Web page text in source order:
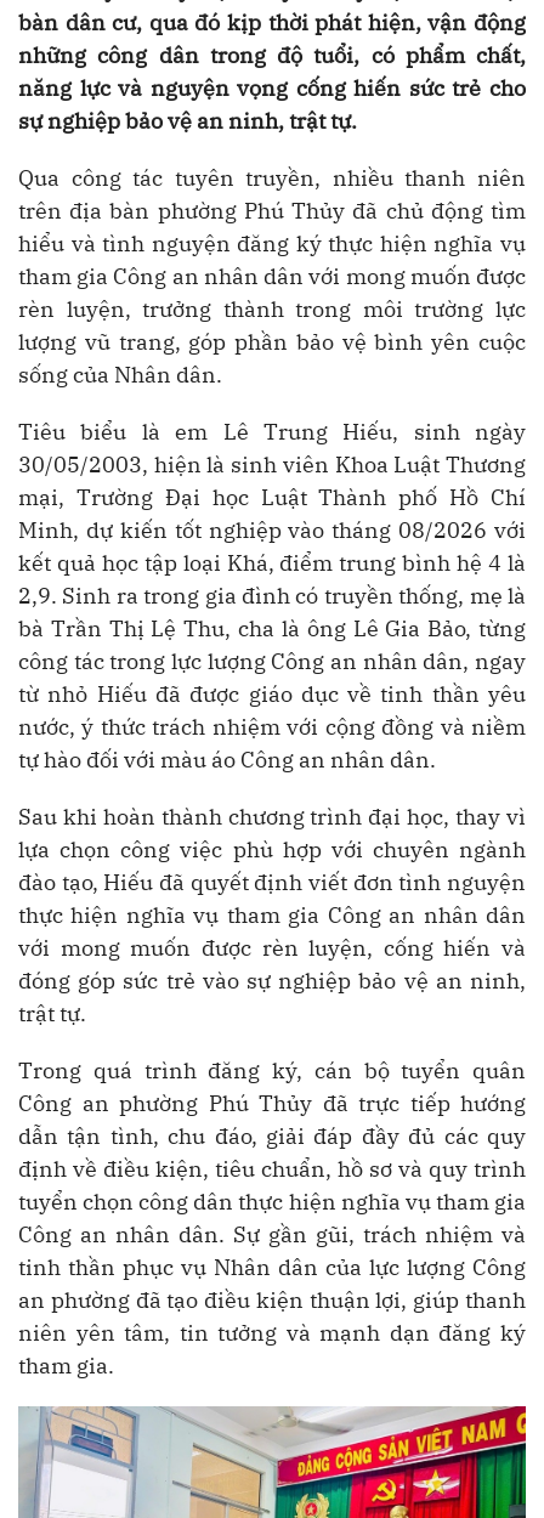
bàn dân cư, qua đó kịp thời phát hiện, vận động
những công dân trong độ tuổi, có phẩm chất,
năng lực và nguyện vọng cống hiến sức trẻ cho
sự nghiệp bảo vệ an ninh, trật tự.
Qua công tác tuyên truyền, nhiều thanh niên
trên địa bàn phường Phú Thủy đã chủ động tìm
hiểu và tình nguyện đăng ký thực hiện nghĩa vụ
tham gia Công an nhân dân với mong muốn được
rèn luyện, trưởng thành trong môi trường lực
lượng vũ trang, góp phần bảo vệ bình yên cuộc
sống của Nhân dân.
Tiêu biểu là em Lê Trung Hiếu, sinh ngày
30/05/2003, hiện là sinh viên Khoa Luật Thương
mại, Trường Đại học Luật Thành phố Hồ Chí
Minh, dự kiến tốt nghiệp vào tháng 08/2026 với
kết quả học tập loại Khá, điểm trung bình hệ 4 là
2,9. Sinh ra trong gia đình có truyền thống, mẹ là
bà Trần Thị Lệ Thu, cha là ông Lê Gia Bảo, từng
công tác trong lực lượng Công an nhân dân, ngay
từ nhỏ Hiếu đã được giáo dục về tinh thần yêu
nước, ý thức trách nhiệm với cộng đồng và niềm
tự hào đối với màu áo Công an nhân dân.
Sau khi hoàn thành chương trình đại học, thay vì
lựa chọn công việc phù hợp với chuyên ngành
đào tạo, Hiếu đã quyết định viết đơn tình nguyện
thực hiện nghĩa vụ tham gia Công an nhân dân
với mong muốn được rèn luyện, cống hiến và
đóng góp sức trẻ vào sự nghiệp bảo vệ an ninh,
trật tự.
Trong quá trình đăng ký, cán bộ tuyển quân
Công an phường Phú Thủy đã trực tiếp hướng
dẫn tận tình, chu đáo, giải đáp đầy đủ các quy
định về điều kiện, tiêu chuẩn, hồ sơ và quy trình
tuyển chọn công dân thực hiện nghĩa vụ tham gia
Công an nhân dân. Sự gần gũi, trách nhiệm và
tinh thần phục vụ Nhân dân của lực lượng Công
an phường đã tạo điều kiện thuận lợi, giúp thanh
niên yên tâm, tin tưởng và mạnh dạn đăng ký
tham gia.